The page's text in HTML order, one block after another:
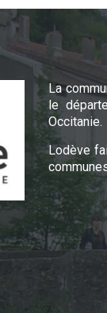
La
le
Occitanie.
Lodève